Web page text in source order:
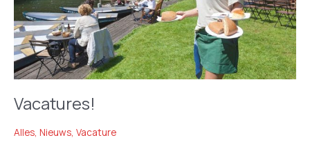
Vacatures!
Alles, Nieuws, Vacature